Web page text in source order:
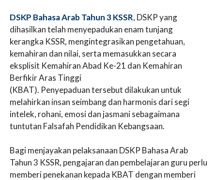
DSKP Bahasa Arab Tahun 3 KSSR, DSKP yang
dihasilkan telah menyepadukan enam tunjang
kerangka KSSR, mengintegrasikan pengetahuan,
kemahiran dan nilai, serta memasukkan secara
eksplisit Kemahiran Abad Ke-21 dan Kemahiran
Berfikir Aras Tinggi
(KBAT). Penyepaduan tersebut dilakukan untuk
melahirkan insan seimbang dan harmonis dari segi
intelek, rohani, emosi dan jasmani sebagaimana
tuntutan Falsafah Pendidikan Kebangsaan.
Bagi menjayakan pelaksanaan DSKP Bahasa Arab
Tahun 3 KSSR, pengajaran dan pembelajaran guru perlu
memberi penekanan kepada KBAT dengan memberi